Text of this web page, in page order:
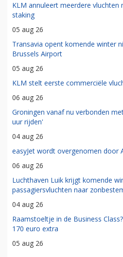
KLM annuleert meerdere vluchten
staking
05 aug 26
Transavia opent komende winter
Brussels Airport
05 aug 26
KLM stelt eerste commerciële
06 aug 26
Groningen vanaf nu verbonden
uur rijden'
04 aug 26
easyJet wordt overgenomen door
06 aug 26
Luchthaven Luik krijgt komende
passagiersvluchten naar
04 aug 26
Raamstoeltje in de Business
170 euro extra
05 aug 26